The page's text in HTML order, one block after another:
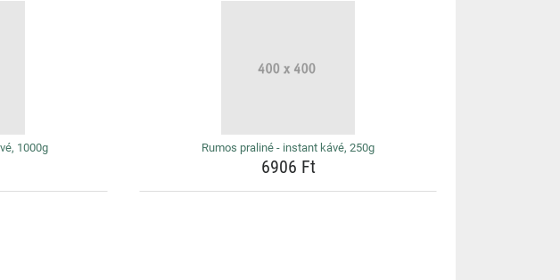
1000g Rumos praliné - instant kávé, 250g
6906 Ft